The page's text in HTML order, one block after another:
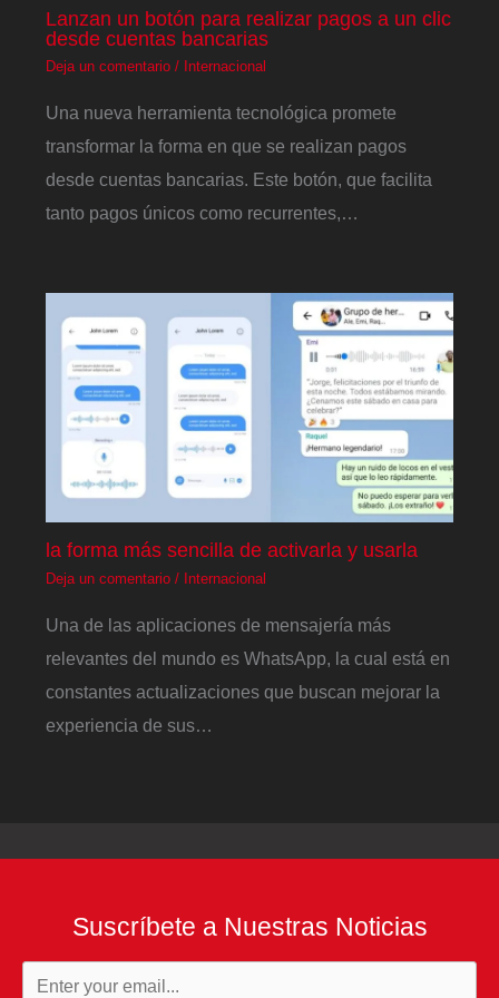
Lanzan un botón para realizar pagos a un clic
desde cuentas bancarias
Deja un comentario / Internacional
Una nueva herramienta tecnológica promete
transformar la forma en que se realizan pagos
desde cuentas bancarias. Este botón, que facilita
tanto pagos únicos como recurrentes,…
la forma más sencilla de activarla y usarla
Deja un comentario / Internacional
Una de las aplicaciones de mensajería más
relevantes del mundo es WhatsApp, la cual está en
constantes actualizaciones que buscan mejorar la
experiencia de sus…
Suscríbete a Nuestras Noticias